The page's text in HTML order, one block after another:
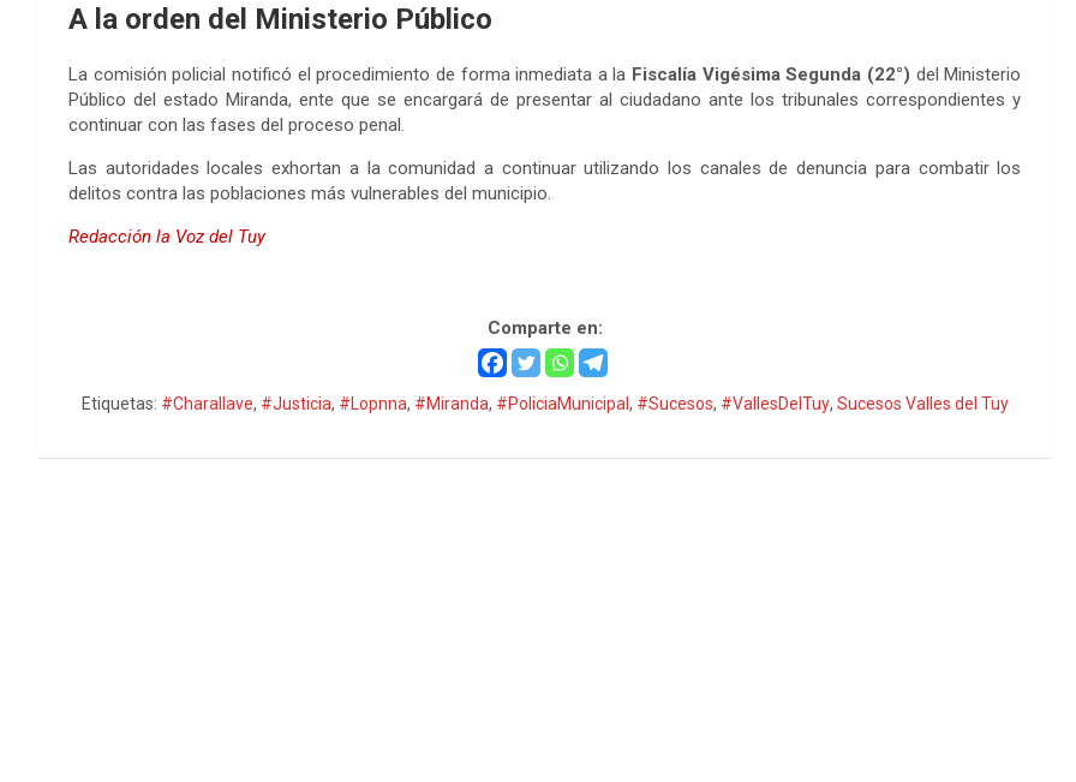
A la orden del Ministerio Público
La comisión policial notificó el procedimiento de forma inmediata a la Fiscalía Vigésima Segunda (22°) del Ministerio
Público del estado Miranda, ente que se encargará de presentar al ciudadano ante los tribunales correspondientes y
continuar con las fases del proceso penal.
Las autoridades locales exhortan a la comunidad a continuar utilizando los canales de denuncia para combatir los
delitos contra las poblaciones más vulnerables del municipio.
Redacción la Voz del Tuy
Comparte en:
Etiquetas: #Charallave, #Justicia, #Lopnna, #Miranda, #PoliciaMunicipal , #Sucesos, #VallesDelTuy, Sucesos Valles del Tuy